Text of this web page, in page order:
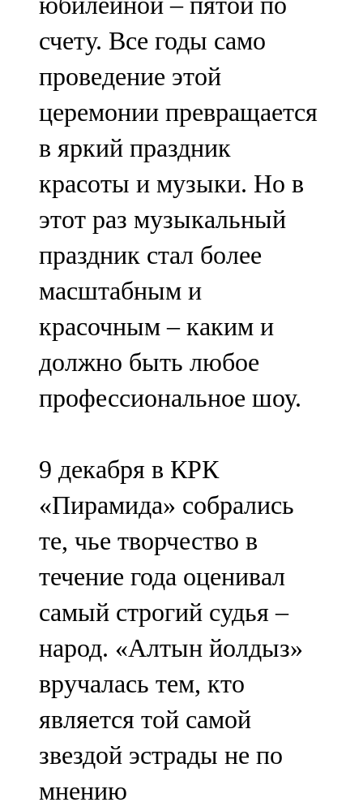
счету. Все годы само
проведение этой
церемонии превращается
в яркий праздник
красоты и музыки. Но в
этот раз музыкальный
праздник стал более
масштабным и
красочным – каким и
должно быть любое
профессиональное шоу.
9 декабря в КРК
«Пирамида» собрались
те, чье творчество в
течение года оценивал
самый строгий судья –
народ. «Алтын йолдыз»
вручалась тем, кто
является той самой
звездой эстрады не по
мнению